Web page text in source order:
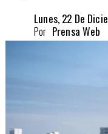
Lunes, 22 De
Prensa Web
Por